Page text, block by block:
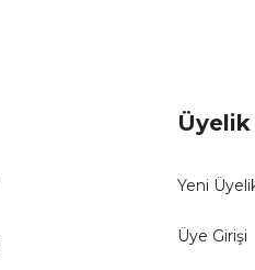
Üyelik
Yeni
Üye Girişi